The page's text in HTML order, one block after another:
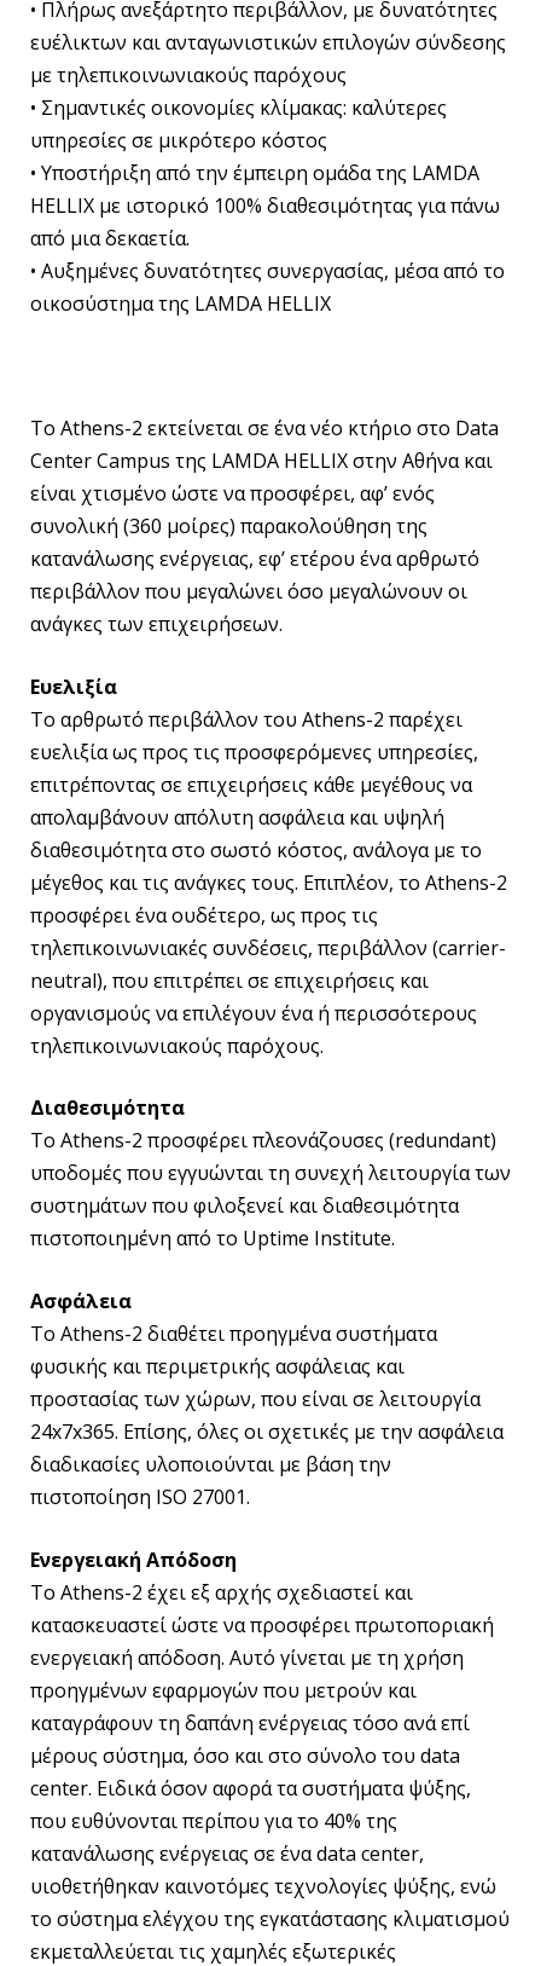
• Πλήρως ανεξάρτητο περιβάλλον, με δυνατότητες
ευέλικτων και ανταγωνιστικών επιλογών σύνδεσης
με τηλεπικοινωνιακούς παρόχους
• Σημαντικές οικονομίες κλίμακας: καλύτερες
υπηρεσίες σε μικρότερο κόστος
• Υποστήριξη από την έμπειρη ομάδα της LAMDA
HELLIX με ιστορικό 100% διαθεσιμότητας για πάνω
από μια δεκαετία.
• Αυξημένες δυνατότητες συνεργασίας, μέσα από το
οικοσύστημα της LAMDA HELLIX
Το Athens-2 εκτείνεται σε ένα νέο κτήριο στο Data
Center Campus της LAMDA HELLIX στην Αθήνα και
είναι χτισμένο ώστε να προσφέρει, αφ’ ενός
συνολική (360 μοίρες) παρακολούθηση της
κατανάλωσης ενέργειας, εφ’ ετέρου ένα αρθρωτό
περιβάλλον που μεγαλώνει όσο μεγαλώνουν οι
ανάγκες των επιχειρήσεων.
Ευελιξία
Το αρθρωτό περιβάλλον του Athens-2 παρέχει
ευελιξία ως προς τις προσφερόμενες υπηρεσίες,
επιτρέποντας σε επιχειρήσεις κάθε μεγέθους να
απολαμβάνουν απόλυτη ασφάλεια και υψηλή
διαθεσιμότητα στο σωστό κόστος, ανάλογα με το
μέγεθος και τις ανάγκες τους. Επιπλέον, το Athens-2
προσφέρει ένα ουδέτερο, ως προς τις
τηλεπικοινωνιακές συνδέσεις, περιβάλλον (carrier-
neutral), που επιτρέπει σε επιχειρήσεις και
οργανισμούς να επιλέγουν ένα ή περισσότερους
τηλεπικοινωνιακούς παρόχους.
Διαθεσιμότητα
Το Athens-2 προσφέρει πλεονάζουσες (redundant)
υποδομές που εγγυώνται τη συνεχή λειτουργία των
συστημάτων που φιλοξενεί και διαθεσιμότητα
πιστοποιημένη από το Uptime Institute.
Ασφάλεια
Το Athens-2 διαθέτει προηγμένα συστήματα
φυσικής και περιμετρικής ασφάλειας και
προστασίας των χώρων, που είναι σε λειτουργία
24x7x365. Επίσης, όλες οι σχετικές με την ασφάλεια
διαδικασίες υλοποιούνται με βάση την
πιστοποίηση ISO 27001.
Ενεργειακή Απόδοση
Το Athens-2 έχει εξ αρχής σχεδιαστεί και
κατασκευαστεί ώστε να προσφέρει πρωτοποριακή
ενεργειακή απόδοση. Αυτό γίνεται με τη χρήση
προηγμένων εφαρμογών που μετρούν και
καταγράφουν τη δαπάνη ενέργειας τόσο ανά επί
μέρους σύστημα, όσο και στο σύνολο του data
center. Ειδικά όσον αφορά τα συστήματα ψύξης,
που ευθύνονται περίπου για το 40% της
κατανάλωσης ενέργειας σε ένα data center,
υιοθετήθηκαν καινοτόμες τεχνολογίες ψύξης, ενώ
το σύστημα ελέγχου της εγκατάστασης κλιματισμού
εκμεταλλεύεται τις χαμηλές εξωτερικές